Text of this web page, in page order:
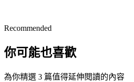
Recommended
你可能也喜歡
為你精選 3 篇值得延伸閱讀的內容